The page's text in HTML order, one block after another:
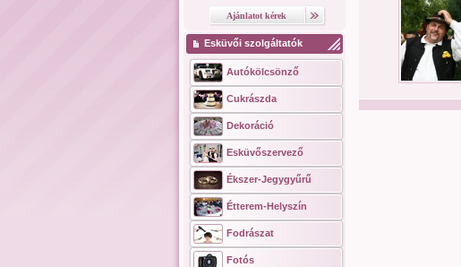
Esküvői szolgáltatók
Autókölcsönző
Cukrászda
Dekoráció
Esküvőszervező
Ékszer-Jegygyűrű
Étterem-Helyszín
Fodrászat
Fotós